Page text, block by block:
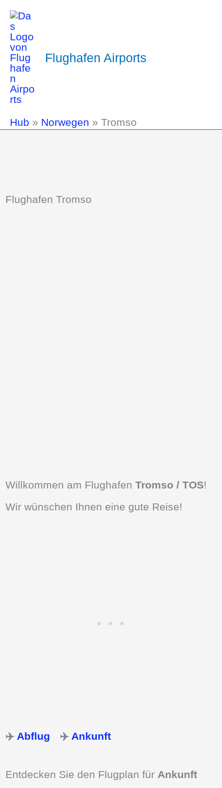
Flughafen Airports
Hub » Norwegen » Tromso
Flughafen Tromso
Willkommen am FlughafenTromso / TOS!
Wir wünschen Ihnen eine gute Reise!
✈️ Abflug ✈️ Ankunft
Entdecken Sie den Flugplan für Ankunft